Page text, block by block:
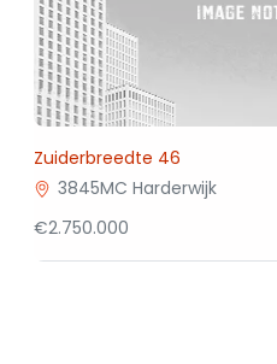
Zuiderbreedte 46
3845MC Harderwijk
€2.750.000